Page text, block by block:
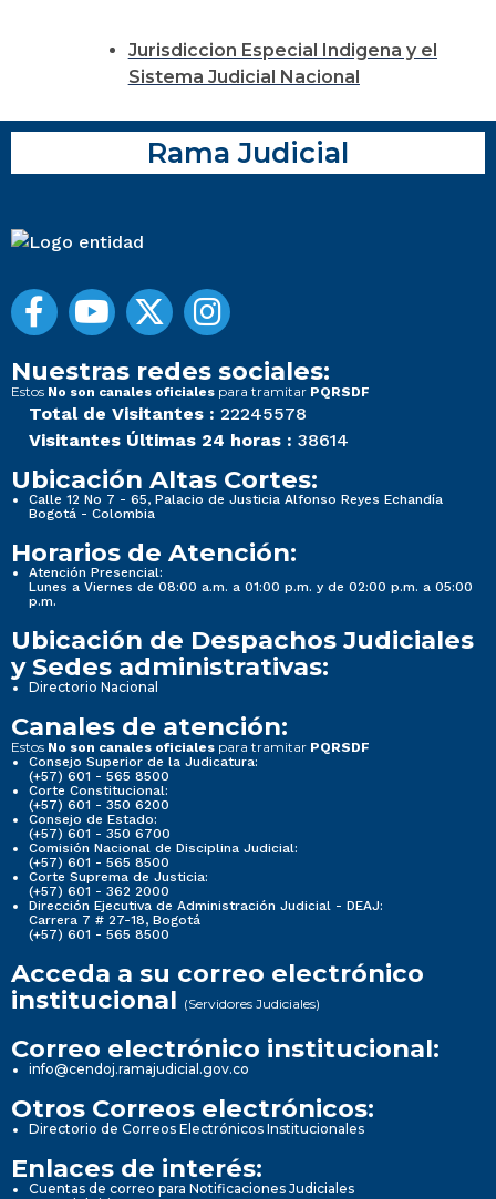
Jurisdiccion Especial Indigena y el
Sistema Judicial Nacional
Rama Judicial
Nuestras redes sociales:
Estos No son canales oficiales para tramitar PQRSDF
Total de Visitantes : 22245578
Visitantes Últimas 24 horas : 38614
Ubicación Altas Cortes:
Calle 12 No 7 - 65, Palacio de Justicia Alfonso Reyes Echandía
Bogotá - Colombia
Horarios de Atención:
Atención Presencial:
Lunes a Viernes de 08:00 a.m. a 01:00 p.m. y de 02:00 p.m. a 05:00
p.m.
Ubicación de Despachos Judiciales
y Sedes administrativas:
Directorio Nacional
Canales de atención:
Estos No son canales oficiales para tramitar PQRSDF
Consejo Superior de la Judicatura:
(+57) 601 - 565 8500
Corte Constitucional:
(+57) 601 - 350 6200
Consejo de Estado:
(+57) 601 - 350 6700
Comisión Nacional de Disciplina Judicial:
(+57) 601 - 565 8500
Corte Suprema de Justicia:
(+57) 601 - 362 2000
Dirección Ejecutiva de Administración Judicial - DEAJ:
Carrera 7 # 27-18, Bogotá
(+57) 601 - 565 8500
Acceda a su correo electrónico
institucional (Servidores Judiciales)
Correo electrónico institucional:
info@cendoj.ramajudicial.gov.co
Otros Correos electrónicos:
Directorio de Correos Electrónicos Institucionales
Enlaces de interés:
Cuentas de correo para Notificaciones Judiciales